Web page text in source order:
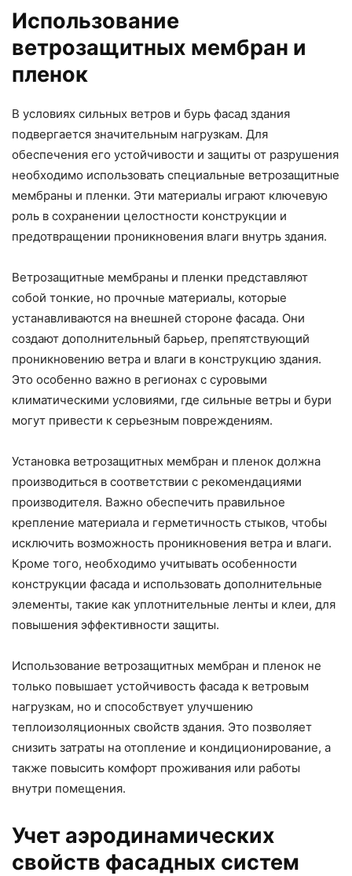
Использование
ветрозащитных мембран и
пленок
В условиях сильных ветров и бурь фасад здания
подвергается значительным нагрузкам. Для
обеспечения его устойчивости и защиты от разрушения
необходимо использовать специальные ветрозащитные
мембраны и пленки. Эти материалы играют ключевую
роль в сохранении целостности конструкции и
предотвращении проникновения влаги внутрь здания.
Ветрозащитные мембраны и пленки представляют
собой тонкие, но прочные материалы, которые
устанавливаются на внешней стороне фасада. Они
создают дополнительный барьер, препятствующий
проникновению ветра и влаги в конструкцию здания.
Это особенно важно в регионах с суровыми
климатическими условиями, где сильные ветры и бури
могут привести к серьезным повреждениям.
Установка ветрозащитных мембран и пленок должна
производиться в соответствии с рекомендациями
производителя. Важно обеспечить правильное
крепление материала и герметичность стыков, чтобы
исключить возможность проникновения ветра и влаги.
Кроме того, необходимо учитывать особенности
конструкции фасада и использовать дополнительные
элементы, такие как уплотнительные ленты и клеи, для
повышения эффективности защиты.
Использование ветрозащитных мембран и пленок не
только повышает устойчивость фасада к ветровым
нагрузкам, но и способствует улучшению
теплоизоляционных свойств здания. Это позволяет
снизить затраты на отопление и кондиционирование, а
также повысить комфорт проживания или работы
внутри помещения.
Учет аэродинамических
свойств фасадных систем